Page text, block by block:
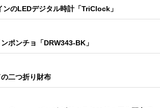
のLEDデジタル時計「TriClock」
ポンチョ「DRW343-BK」
二つ折り財布